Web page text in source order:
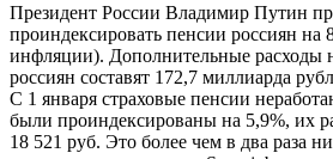
Президент России Владимир Путин
проиндексировать пенсии россиян на
инфляции). Дополнительные расходы
россиян составят 172,7 миллиарда
С 1 января страховые пенсии
были проиндексированы на 5,9%, их
18 521 руб. Это более чем в два раза